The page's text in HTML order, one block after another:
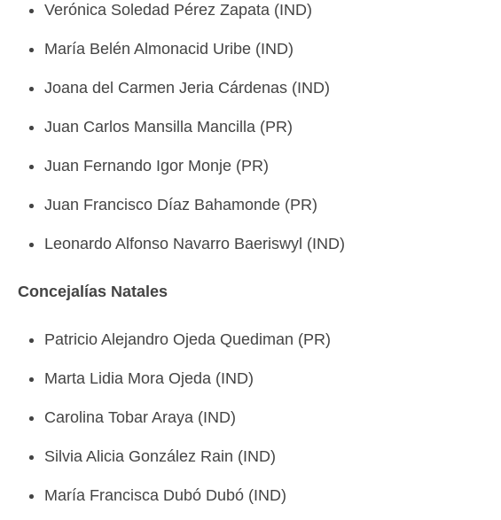
Verónica Soledad Pérez Zapata (IND)
María Belén Almonacid Uribe (IND)
Joana del Carmen Jeria Cárdenas (IND)
Juan Carlos Mansilla Mancilla (PR)
Juan Fernando Igor Monje (PR)
Juan Francisco Díaz Bahamonde (PR)
Leonardo Alfonso Navarro Baeriswyl (IND)
Concejalías Natales
Patricio Alejandro Ojeda Quediman (PR)
Marta Lidia Mora Ojeda (IND)
Carolina Tobar Araya (IND)
Silvia Alicia González Rain (IND)
María Francisca Dubó Dubó (IND)